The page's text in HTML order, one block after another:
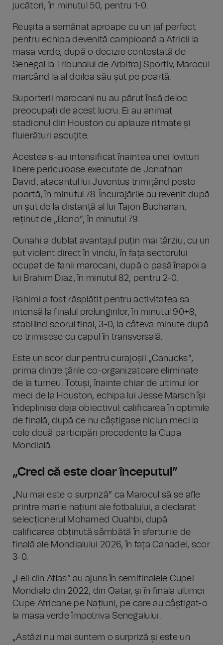
jucători, în minutul 50, pentru 1-0.
Reușita a semănat aproape cu un jaf perfect
pentru echipa devenită campioană a Africii la
masa verde, după o decizie contestată de
Senegal la Tribunalul de Arbitraj Sportiv, Marocul
marcând la al doilea său șut pe poartă.
Suporterii marocani nu au părut însă deloc
preocupați de acest lucru. Ei au animat
stadionul din Houston cu aplauze ritmate și
fluierături ascuțite.
Acestea s-au intensificat înaintea unei lovituri
libere periculoase executate de Jonathan
David, atacantul lui Juventus trimițând peste
poartă, în minutul 78. Încurajările au revenit după
un șut de la distanță al lui Tajon Buchanan,
reținut de „Bono”, în minutul 79.
Ounahi a dublat avantajul puțin mai târziu, cu un
șut violent direct în vinclu, în fața sectorului
ocupat de fanii marocani, după o pasă înapoi a
lui Brahim Diaz, în minutul 82, pentru 2-0.
Rahimi a fost răsplătit pentru activitatea sa
intensă la finalul prelungirilor, în minutul 90+8,
stabilind scorul final, 3-0, la câteva minute după
ce trimisese cu capul în transversală.
Este un scor dur pentru curajoșii „Canucks”,
prima dintre țările co-organizatoare eliminate
de la turneu. Totuși, înainte chiar de ultimul lor
meci de la Houston, echipa lui Jesse Marsch își
îndeplinise deja obiectivul: calificarea în optimile
de finală, după ce nu câștigase niciun meci la
cele două participări precedente la Cupa
Mondială.
„Cred că este doar începutul”
„Nu mai este o surpriză” ca Marocul să se afle
printre marile națiuni ale fotbalului, a declarat
selecționerul Mohamed Ouahbi, după
calificarea obținută sâmbătă în sferturile de
finală ale Mondialului 2026, în fața Canadei, scor
3-0.
„Leii din Atlas” au ajuns în semifinalele Cupei
Mondiale din 2022, din Qatar, și în finala ultimei
Cupe Africane pe Națiuni, pe care au câștigat-o
la masa verde împotriva Senegalului.
„Astăzi nu mai suntem o surpriză și este un